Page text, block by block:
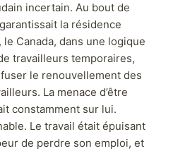
incertain. Au bout de
la résidence
Canada, dans une logique
travailleurs temporaires,
le renouvellement des
La menace d’être
constamment sur lui.
Le travail était épuisant
de perdre son emploi, et